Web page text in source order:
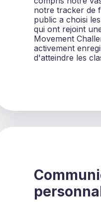
notre tracker de
public a choisi
qui ont rejoint
Movement
activement
d'atteindre les